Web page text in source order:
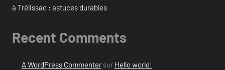
à Trélissac : astuces durables
Recent Comments
A WordPress Commentersur Hello world!